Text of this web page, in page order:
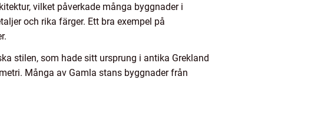
vilket påverkade många byggnader i
och rika färger. Ett bra exempel på
stilen, som hade sitt ursprung i antika Grekland
Många av Gamla stans byggnader från